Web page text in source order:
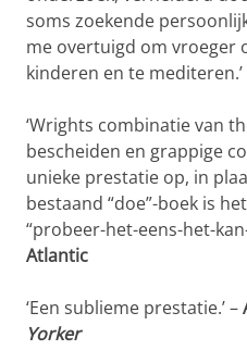
soms zoekende
me overtuigd om vroeger
kinderen en te mediteren.’
‘Wrights combinatie van
bescheiden en grappige
unieke prestatie op, in
bestaand “doe”-boek is
“probeer-het-eens-het-
Atlantic
‘Een sublieme prestatie.’ –
Yorker